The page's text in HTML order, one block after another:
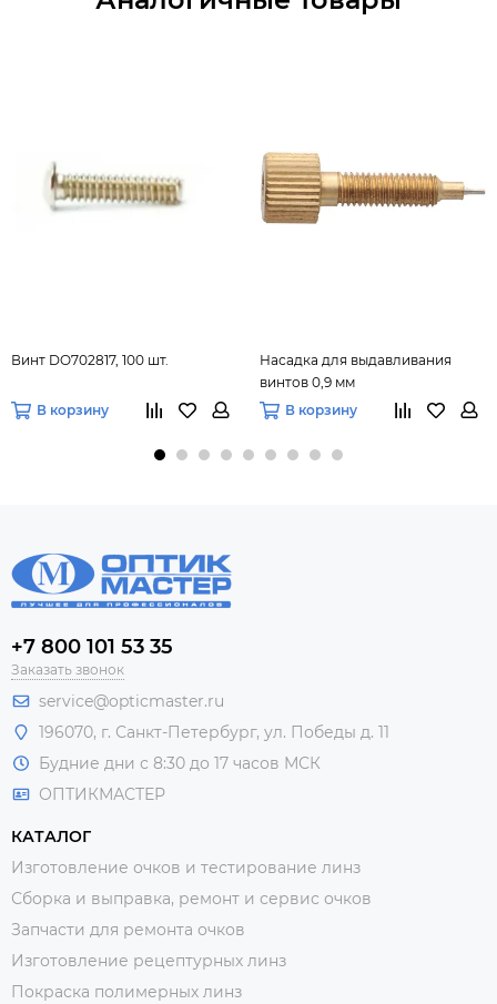
Винт DO702817, 100 шт.
В корзину
Насадка для выдавливания
винтов 0,9 мм
В корзину
+7 800 101 53 35
Заказать звонок
service@opticmaster.ru
196070, г. Санкт-Петербург, ул. Победы д. 11
Будние дни с 8:30 до 17 часов МСК
ОПТИКМАСТЕР
КАТАЛОГ
Изготовление очков и тестирование линз
Сборка и выправка, ремонт и сервис очков
Запчасти для ремонта очков
Изготовление рецептурных линз
Покраска полимерных линз